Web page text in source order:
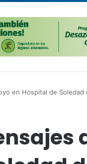
en Hospital de Soledad